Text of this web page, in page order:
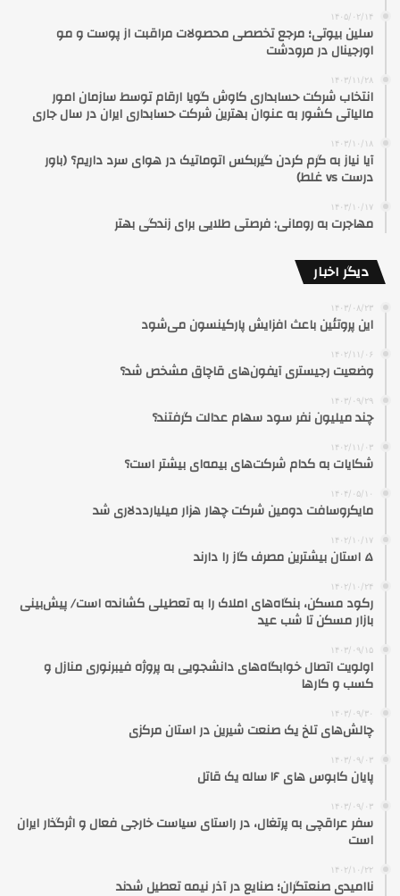
۱۴۰۵/۰۲/۱۴
سلین بیوتی؛ مرجع تخصصی محصولات مراقبت از پوست و مو
اورجینال در مرودشت
۱۴۰۳/۱۱/۲۸
انتخاب شرکت حسابداری کاوش گویا ارقام توسط سازمان امور
مالیاتی کشور به عنوان بهترین شرکت حسابداری ایران در سال جاری
۱۴۰۳/۱۰/۱۸
آیا نیاز به گرم کردن گیربکس اتوماتیک در هوای سرد داریم؟ (باور
درست vs غلط)
۱۴۰۳/۱۰/۱۷
مهاجرت به رومانی: فرصتی طلایی برای زندگی بهتر
دیگر اخبار
۱۴۰۳/۰۸/۲۳
این پروتئین باعث افزایش پارکینسون می‌شود
۱۴۰۲/۱۱/۰۶
وضعیت رجیستری آیفون‌های قاچاق مشخص شد؟
۱۴۰۳/۰۹/۲۹
چند میلیون نفر سود سهام عدالت گرفتند؟
۱۴۰۲/۱۱/۰۳
شکایات به کدام شرکت‌های بیمه‌ای بیشتر است؟
۱۴۰۴/۰۵/۱۰
مایکروسافت دومین شرکت چهار هزار میلیارددلاری شد
۱۴۰۲/۱۰/۱۷
۵ استان بیشترین مصرف گاز را دارند
۱۴۰۲/۱۰/۲۴
رکود مسکن، بنگاه‌های املاک را به تعطیلی کشانده است/ پیش‌بینی
بازار مسکن تا شب عید
۱۴۰۳/۰۹/۱۵
اولویت اتصال خوابگاه‌های دانشجویی به پروژه فیبرنوری منازل و
کسب و کارها
۱۴۰۳/۰۹/۳۰
چالش‌های تلخ یک صنعت شیرین در استان مرکزی
۱۴۰۳/۰۹/۰۳
پایان کابوس های ۱۶ ساله یک قاتل
۱۴۰۳/۰۹/۰۳
سفر عراقچی به پرتغال، در راستای سیاست خارجی فعال و اثرگذار ایران
است
۱۴۰۲/۱۰/۲۲
ناامیدی صنعتگران؛ صنایع در آذر نیمه تعطیل شدند